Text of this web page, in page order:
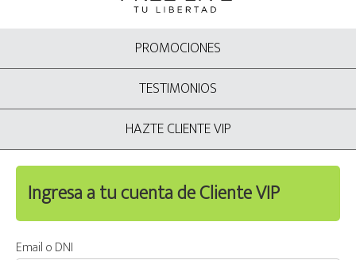
PROMOCIONES
TESTIMONIOS
HAZTE CLIENTE VIP
Ingresa a tu cuenta de Cliente VIP
Email o DNI